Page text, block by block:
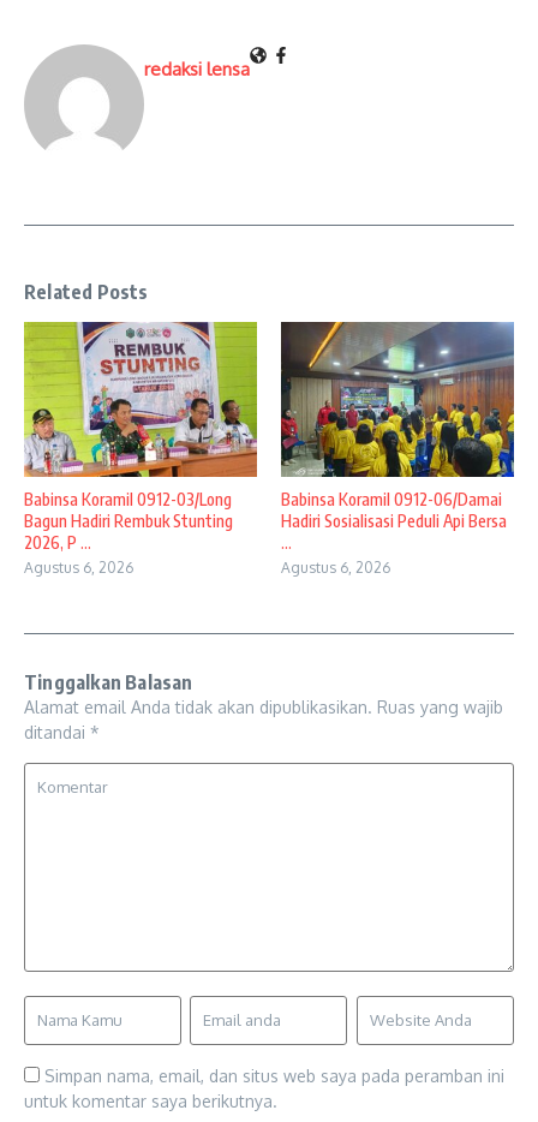
redaksi lensa
Related Posts
Babinsa Koramil 0912-03/Long
Bagun Hadiri Rembuk Stunting
2026, P ...
Agustus 6, 2026
Babinsa Koramil 0912-06/Damai
Hadiri Sosialisasi Peduli Api Bersa
...
Agustus 6, 2026
Tinggalkan Balasan
Alamat email Anda tidak akan dipublikasikan. Ruas yang wajib
ditandai *
Simpan nama, email, dan situs web saya pada peramban ini
untuk komentar saya berikutnya.